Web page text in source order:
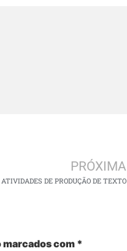
PRÓXIMA
DE PRODUÇÃO DE TEXTO
marcados com *